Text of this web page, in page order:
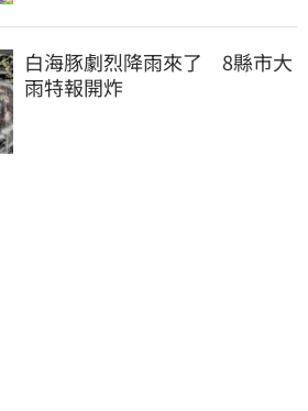
白海豚劇烈降雨來了　8縣市大
雨特報開炸